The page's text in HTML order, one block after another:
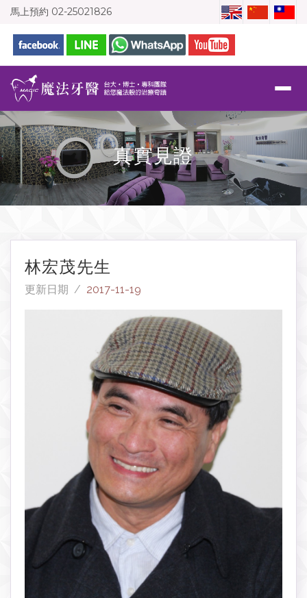
馬上預約 02-25021826
真實見證
林宏茂先生
更新日期 / 2017-11-19